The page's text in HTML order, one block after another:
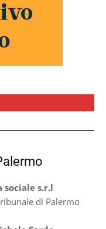
sociale s.r.l
di Palermo